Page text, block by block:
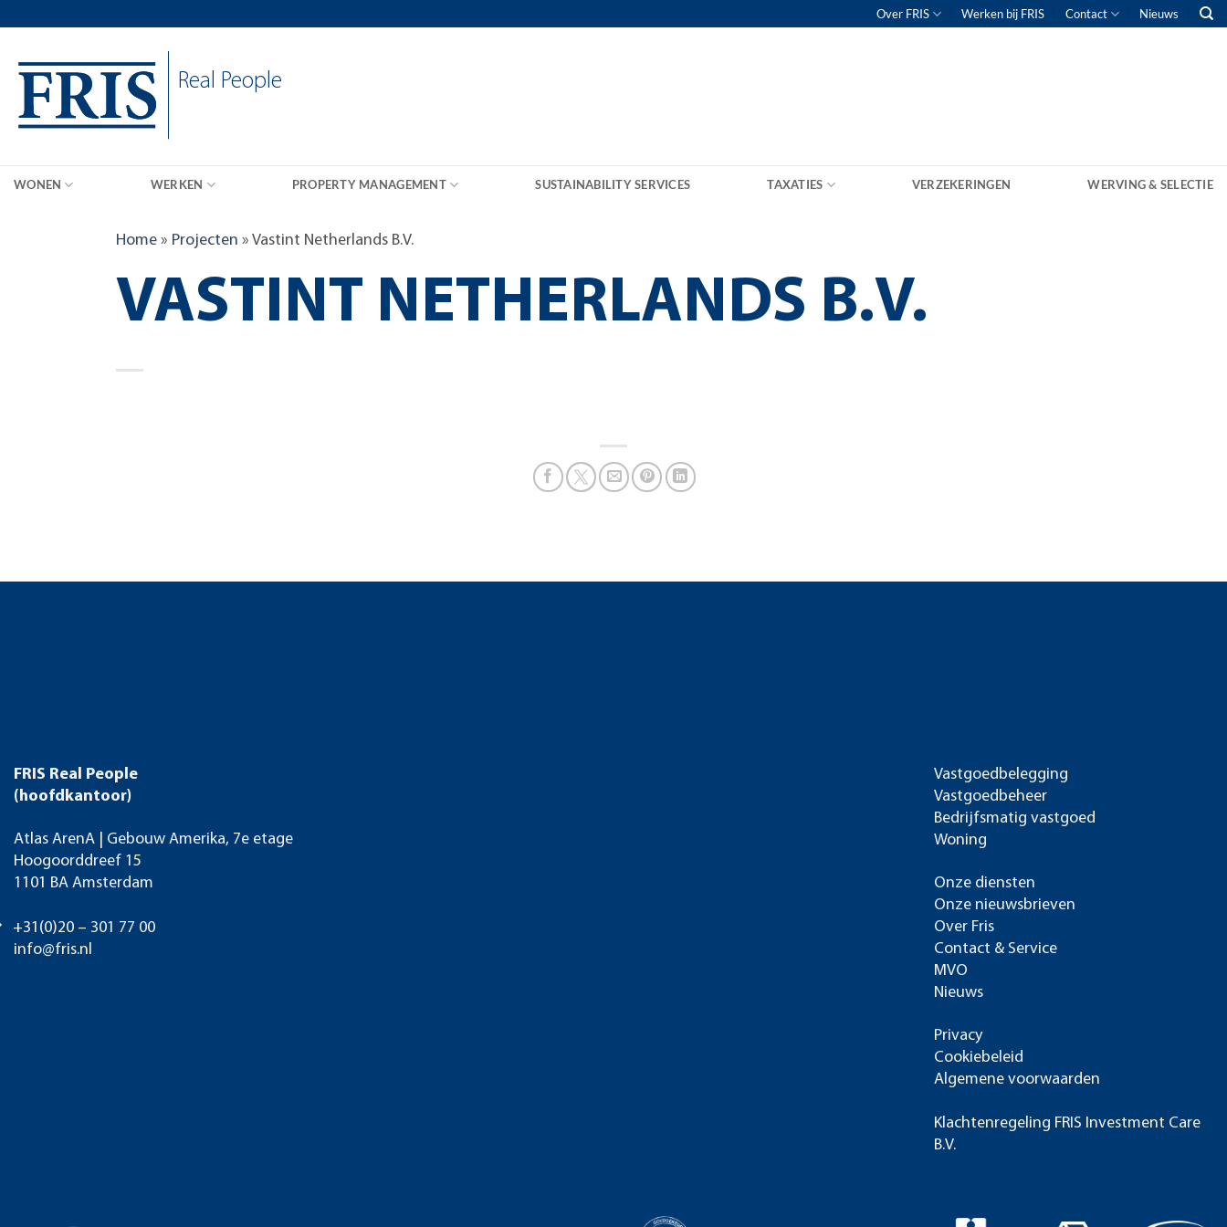
Over FRIS Werken bij FRIS Contact Nieuws
Real People
WONEN WERKEN PROPERTY MANAGEMENT SUSTAINABILITY SERVICES TAXATIES VERZEKERINGEN WERVING & SELECTIE
Home » Projecten » Vastint Netherlands B.V.
VASTINT NETHERLANDS B.V.
FRIS Real People
(hoofdkantoor)
Atlas ArenA | Gebouw Amerika, 7e etage
Hoogoorddreef 15
1101 BA Amsterdam
+31(0)20 – 301 77 00
info@fris.nl
Vastgoedbelegging
Vastgoedbeheer
Bedrijfsmatig vastgoed
Woning
Onze diensten
Onze nieuwsbrieven
Over Fris
Contact & Service
MVO
Nieuws
Privacy
Cookiebeleid
Algemene voorwaarden
Klachtenregeling FRIS Investment Care
B.V.